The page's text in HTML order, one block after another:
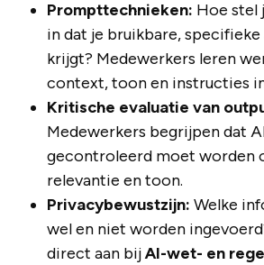
Prompttechnieken: Hoe stel
in dat je bruikbare,
krijgt? Medewerkers leren
context, toon en instructies
Kritische evaluatie van
Medewerkers begrijpen dat
gecontroleerd moet worden
relevantie en toon.
Privacybewustzijn: Welke
wel en niet worden
direct aan bijAI-wet- en